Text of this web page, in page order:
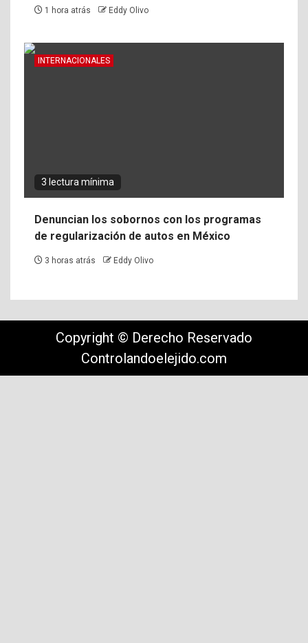
1 hora atrás Eddy Olivo
INTERNACIONALES
3 lectura mínima
Denuncian los sobornos con los programas
de regularización de autos en México
3 horas atrás Eddy Olivo
Copyright © Derecho Reservado
Controlandoelejido.com